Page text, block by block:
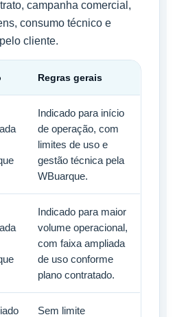
campanha comercial,
consumo técnico e
cliente.
Regras gerais
Indicado para início
de operação, com
limites de uso e
gestão técnica pela
WBuarque.
Indicado para maior
volume operacional,
com faixa ampliada
de uso conforme
plano contratado.
Sem limite